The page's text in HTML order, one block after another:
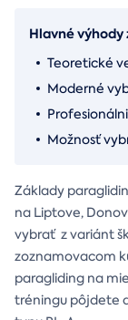
Hlavné výhody
Teoretické
Moderné
Možnosť
Základy
na Liptove,
vybrať z variánt
zoznamovacom
paragliding na
tréningu pôjdete